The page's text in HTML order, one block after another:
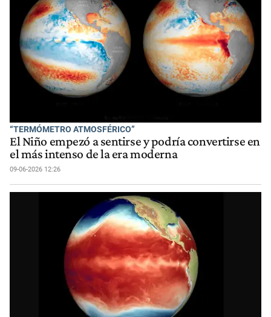
“TERMÓMETRO ATMOSFÉRICO”
El Niño empezó a sentirse y podría convertirse en
el más intenso de la era moderna
09-06-2026 12:26